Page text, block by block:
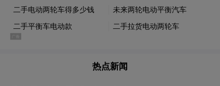
热点新闻